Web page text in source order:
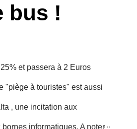
A la suite des
bus !
et passera à 2 Euros
"piège à touristes" est aussi
, une incitation aux
informatiques. A noter